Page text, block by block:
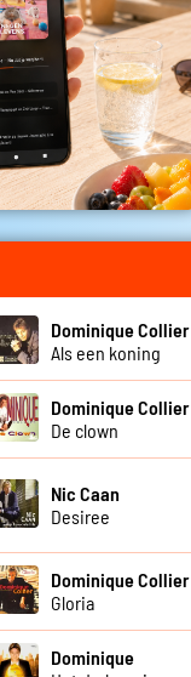
Dominique Collier
Als een koning
Dominique Collier
De clown
Nic Caan
Desiree
Dominique Collier
Gloria
Dominique